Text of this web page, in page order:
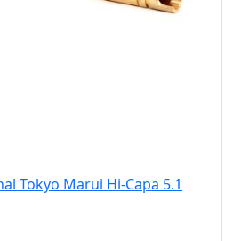
Tokyo Marui Hi-Capa 5.1